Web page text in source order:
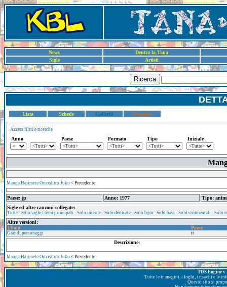
News
Dentro la Tana
Sigle
Artisti
Ricerca
Lista Schede Galleria Dettaglio
Azzera filtri e ricerche
Anno Paese Formato Tipo Iniziale
Manga Hajimete Omoshiro Juku < Precedente
Paese: jp Anno: 1977
Tipo:
Sigle ed altre canzoni collegate:
Tutte - Solo sigle / temi principali - Solo interne - Solo dedicate - Solo bgm - Solo basi - Solo strumentali - Solo
Altre versioni:
Titolo
Paese
Grandi personaggi it
Descrizione:
Manga Hajimete Omoshiro Juku < Precedente
TDS Engine
Tutte le immagini, i loghi, i marchi e le
Questo sito si